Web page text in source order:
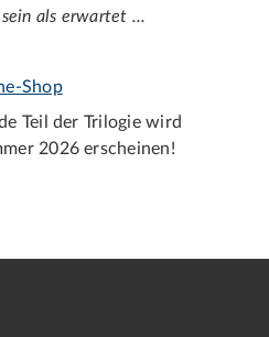
als erwartet ...
Shop
Teil der Trilogie wird
2026 erscheinen!